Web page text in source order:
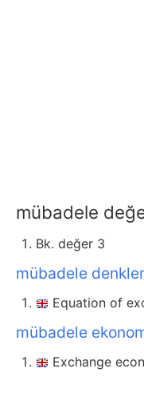
mübadele
Bk. değer 3
mübadele
Equation of
mübadele
Exchange